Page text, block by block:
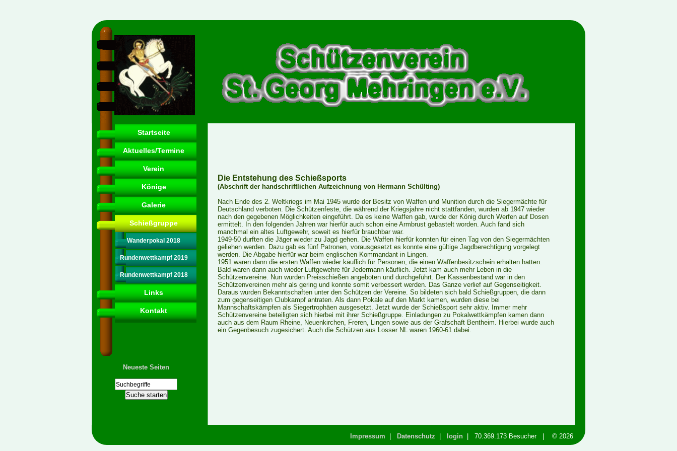
Startseite
Aktuelles/Termine
Verein
Könige
Galerie
Schießgruppe
Wanderpokal 2018
Rundenwettkampf 2019
Rundenwettkampf 2018
Links
Kontakt
Neueste Seiten
Die Entstehung des Schießsports
(Abschrift der handschriftlichen Aufzeichnung von Hermann Schülting)
Nach Ende des 2. Weltkriegs im Mai 1945 wurde der Besitz von Waffen und Munition durch die Siegermächte für
Deutschland verboten. Die Schützenfeste, die während der Kriegsjahre nicht stattfanden, wurden ab 1947 wieder
nach den gegebenen Möglichkeiten eingeführt. Da es keine Waffen gab, wurde der König durch Werfen auf Dosen
ermittelt. In den folgenden Jahren war hierfür auch schon eine Armbrust gebastelt worden. Auch fand sich
manchmal ein altes Luftgewehr, soweit es hierfür brauchbar war.
1949-50 durften die Jäger wieder zu Jagd gehen. Die Waffen hierfür konnten für einen Tag von den Siegermächten
geliehen werden. Dazu gab es fünf Patronen, vorausgesetzt es konnte eine gültige Jagdberechtigung vorgelegt
werden. Die Abgabe hierfür war beim englischen Kommandant in Lingen.
1951 waren dann die ersten Waffen wieder käuflich für Personen, die einen Waffenbesitzschein erhalten hatten.
Bald waren dann auch wieder Luftgewehre für Jedermann käuflich. Jetzt kam auch mehr Leben in die
Schützenvereine. Nun wurden Preisschießen angeboten und durchgeführt. Der Kassenbestand war in den
Schützenvereinen mehr als gering und konnte somit verbessert werden. Das Ganze verlief auf Gegenseitigkeit.
Daraus wurden Bekanntschaften unter den Schützen der Vereine. So bildeten sich bald Schießgruppen, die dann
zum gegenseitigen Clubkampf antraten. Als dann Pokale auf den Markt kamen, wurden diese bei
Mannschaftskämpfen als Siegertrophäen ausgesetzt. Jetzt wurde der Schießsport sehr aktiv. Immer mehr
Schützenvereine beteiligten sich hierbei mit ihrer Schießgruppe. Einladungen zu Pokalwettkämpfen kamen dann
auch aus dem Raum Rheine, Neuenkirchen, Freren, Lingen sowie aus der Grafschaft Bentheim. Hierbei wurde auch
ein Gegenbesuch zugesichert. Auch die Schützen aus Losser NL waren 1960-61 dabei.
Impressum Datenschutz login | 70.369.173 Besucher | © 2026